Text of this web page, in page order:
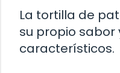
La tortilla de
su propio sabor
característicos.